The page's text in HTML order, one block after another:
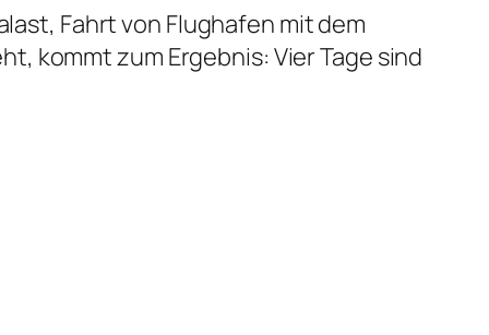
Fahrt von Flughafen mit dem
kommt zum Ergebnis: Vier Tage sind